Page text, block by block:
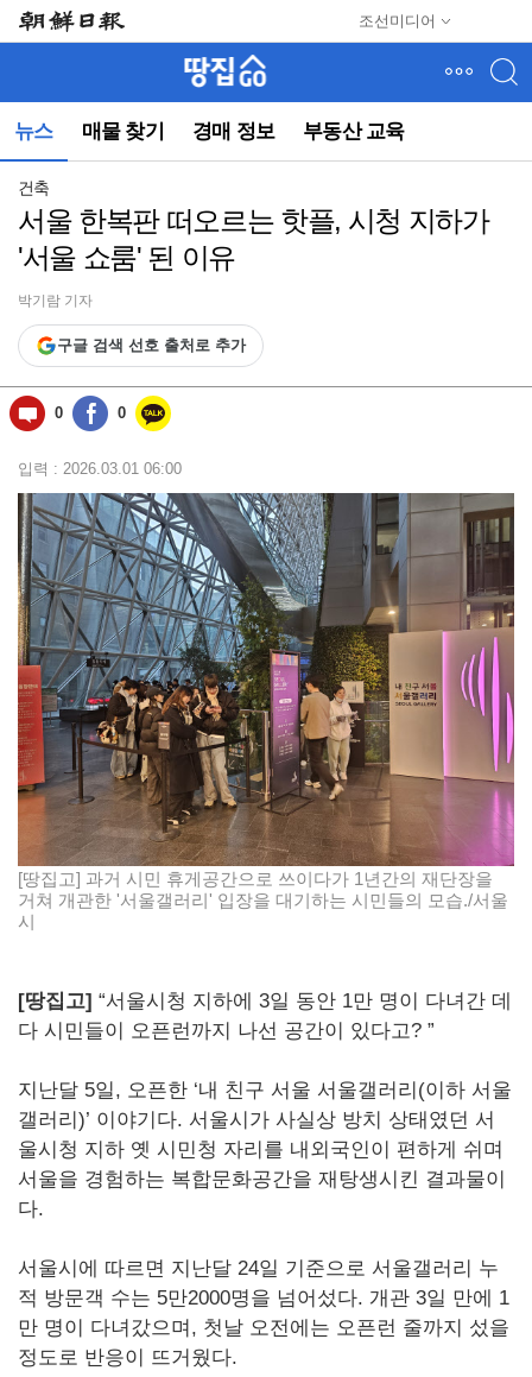
조선미디어
뉴스 매물 찾기 경매 정보 부동산 교육
뉴
(컨
동)
건축
서울 한복판 떠오르는 핫플, 시청 지하가
'서울 쇼룸' 된 이유
박기람 기자
구글 검색 선호 출처로 추가
0 0
입력 : 2026.03.01 06:00
[땅집고] 과거 시민 휴게공간으로 쓰이다가 1년간의 재단장을
거쳐 개관한 '서울갤러리' 입장을 대기하는 시민들의 모습./서울
시
[땅집고] “서울시청 지하에 3일 동안 1만 명이 다녀간 데
다 시민들이 오픈런까지 나선 공간이 있다고? ”
지난달 5일, 오픈한 ‘내 친구 서울 서울갤러리(이하 서울
갤러리)’ 이야기다. 서울시가 사실상 방치 상태였던 서
울시청 지하 옛 시민청 자리를 내외국인이 편하게 쉬며
서울을 경험하는 복합문화공간을 재탕생시킨 결과물이
다.
서울시에 따르면 지난달 24일 기준으로 서울갤러리 누
적 방문객 수는 5만2000명을 넘어섰다. 개관 3일 만에 1
만 명이 다녀갔으며, 첫날 오전에는 오픈런 줄까지 섰을
정도로 반응이 뜨거웠다.